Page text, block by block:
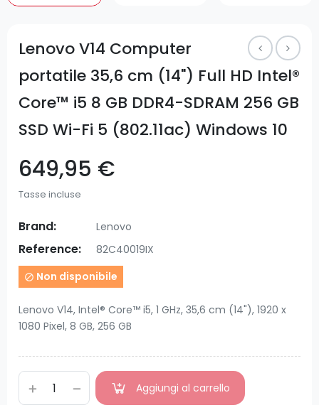
Lenovo V14 Computer
portatile 35,6 cm (14") Full HD Intel®
Core™ i5 8 GB DDR4-SDRAM 256 GB
SSD Wi-Fi 5 (802.11ac) Windows 10
649,95 €
Tasse incluse
Brand: Lenovo
Reference: 82C40019IX
 Non disponibile
Lenovo V14, Intel® Core™ i5, 1 GHz, 35,6 cm (14"), 1920 x
1080 Pixel, 8 GB, 256 GB
Aggiungi al carrello